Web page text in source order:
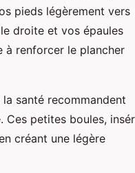
pieds légèrement vers
droite et vos épaules
à renforcer le plancher
santé recommandent
Ces petites boules,
créant une légère